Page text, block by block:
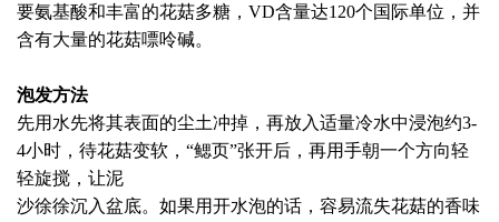
要氨基酸和丰富的花菇多糖，VD含量达120个国际单位，并
含有大量的花菇嘌呤碱。
泡发方法
先用水先将其表面的尘土冲掉，再放入适量冷水中浸泡约3-
4小时，待花菇变软，“鳃页”张开后，再用手朝一个方向轻
轻旋搅，让泥
沙徐徐沉入盆底。如果用开水泡的话，容易流失花菇的香味